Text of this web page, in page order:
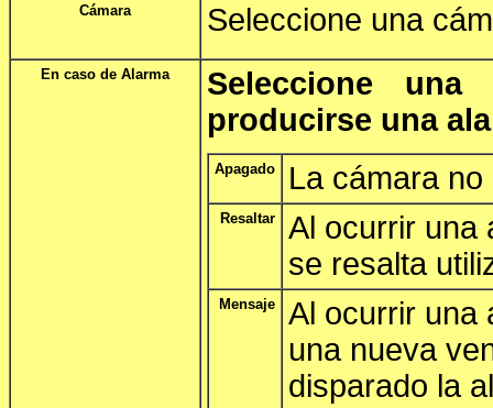
Cámara
Seleccione una
En caso de Alarma
Seleccione
producirse una
Apagado La cámara
Resaltar
Al ocurrir una
se resalta
Mensaje
Al ocurrir una
una nueva
disparado la